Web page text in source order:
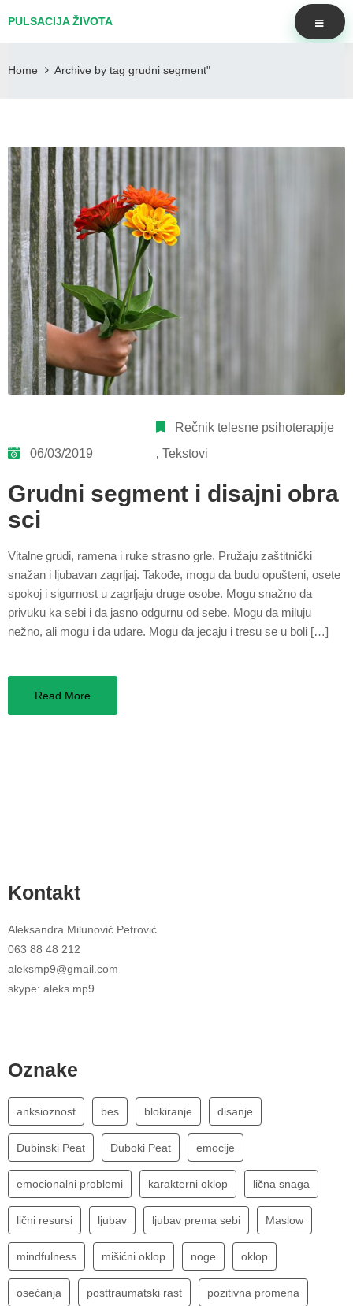
PULSACIJA ŽIVOTA
Home Archive by tag grudni segment"
06/03/2019
Rečnik telesne psihoterapije
‚Tekstovi
Grudni segment i disajni obra
sci
Vitalne grudi, ramena i ruke strasno grle. Pružaju zaštitnički
snažan i ljubavan zagrljaj. Takođe, mogu da budu opušteni, osete
spokoj i sigurnost u zagrljaju druge osobe. Mogu snažno da
privuku ka sebi i da jasno odgurnu od sebe. Mogu da miluju
nežno, ali mogu i da udare. Mogu da jecaju i tresu se u boli […]
Read More
Kontakt
Aleksandra Milunović Petrović
063 88 48 212
aleksmp9@gmail.com
skype: aleks.mp9
Oznake
anksioznost bes blokiranje disanje
Dubinski Peat Duboki Peat emocije
emocionalni problemi karakterni oklop lična snaga
lični resursi ljubav ljubav prema sebi Maslow
mindfulness mišićni oklop noge oklop
osećanja posttraumatski rast pozitivna promena